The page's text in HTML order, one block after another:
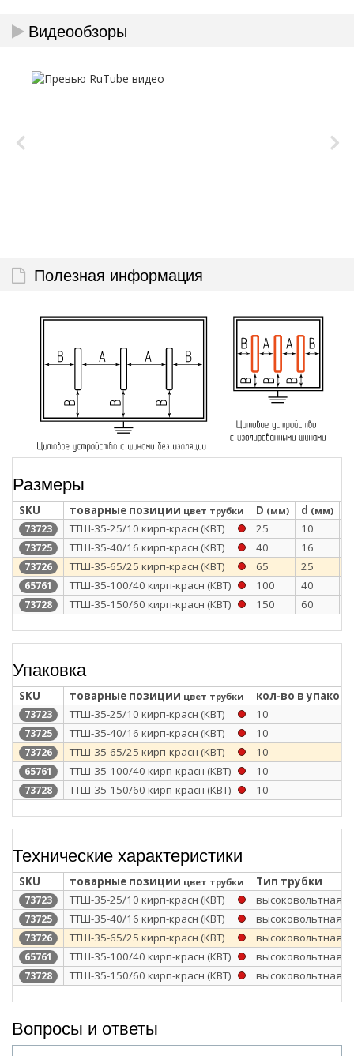
Видеообзоры
Полезная информация
Размеры
SKU товарные позиции цвет трубки D (мм) d (мм)
73723 ТТШ-35-25/10 кирп-красн (КВТ) 25 10
73725 ТТШ-35-40/16 кирп-красн (КВТ) 40 16
73726 ТТШ-35-65/25 кирп-красн (КВТ) 65 25
65761 ТТШ-35-100/40 кирп-красн (КВТ) 100 40
73728 ТТШ-35-150/60 кирп-красн (КВТ) 150 60
Упаковка
SKU товарные позиции цвет трубки кол-во в
73723 ТТШ-35-25/10 кирп-красн (КВТ) 10
73725 ТТШ-35-40/16 кирп-красн (КВТ) 10
73726 ТТШ-35-65/25 кирп-красн (КВТ) 10
65761 ТТШ-35-100/40 кирп-красн (КВТ) 10
73728 ТТШ-35-150/60 кирп-красн (КВТ) 10
Технические характеристики
SKU товарные позиции цвет трубки Тип трубки
73723 ТТШ-35-25/10 кирп-красн (КВТ) высоковольтная
73725 ТТШ-35-40/16 кирп-красн (КВТ) высоковольтная
73726 ТТШ-35-65/25 кирп-красн (КВТ) высоковольтная
65761 ТТШ-35-100/40 кирп-красн (КВТ) высоковольтная
73728 ТТШ-35-150/60 кирп-красн (КВТ) высоковольтная
Вопросы и ответы